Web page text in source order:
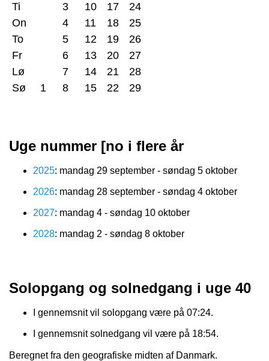
Ti
3 10 17
24
On
4 11 18
25
To
5 12 19
26
Fr
6 13 20
27
Lø
7 14 21
28
Sø
1 8 15 22 29
Uge nummer [no i flere år
2025: mandag 29 september - søndag 5 oktober
2026: mandag 28 september - søndag 4 oktober
2027: mandag 4 - søndag 10 oktober
2028: mandag 2 - søndag 8 oktober
Solopgang og solnedgang i uge 40
I gennemsnit vil solopgang være på 07:24.
I gennemsnit solnedgang vil være på 18:54.
Beregnet fra den geografiske midten af Danmark.